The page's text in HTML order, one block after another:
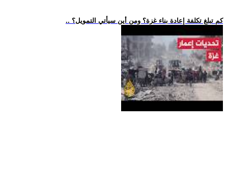
.. كم تبلغ تكلفة إعادة بناء غزة؟ ومن أين سيأتي التمويل؟